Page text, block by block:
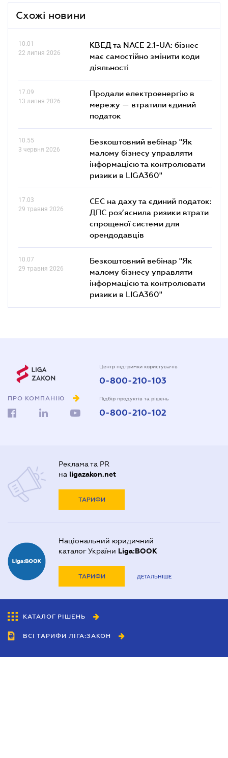
Схожі новини
10.01
22 липня 2026
КВЕД та NACE 2.1-UA: бізнес
має самостійно змінити коди
діяльності
17.09
13 липня 2026
Продали електроенергію в
мережу — втратили єдиний
податок
10.55
3 червня 2026
Безкоштовний вебінар "Як
малому бізнесу управляти
інформацією та контролювати
ризики в LIGA360"
17.03
29 травня 2026
СЕС на даху та єдиний податок:
ДПС роз’яснила ризики втрати
спрощеної системи для
орендодавців
10.07
29 травня 2026
Безкоштовний вебінар "Як
малому бізнесу управляти
інформацією та контролювати
ризики в LIGA360"
ПРО КОМПАНІЮ
Центр підтримки користувачів
0-800-210-103
Підбір продуктів та рішень
0-800-210-102
Реклама та PR
на ligazakon.net
ТАРИФИ
Національний юридичний
каталог України Liga:BOOK
ТАРИФИ ДЕТАЛЬНІШЕ
КАТАЛОГ РІШЕНЬ
ВСІ ТАРИФИ ЛІГА:ЗАКОН